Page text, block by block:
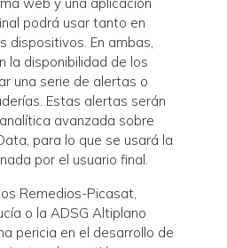
web y una aplicación
podrá usar tanto en
dispositivos. En ambas,
la disponibilidad de los
una serie de alertas o
Estas alertas serán
avanzada sobre
para lo que se usará la
por el usuario final.
Remedios-Picasat,
o la ADSG Altiplano
pericia en el desarrollo de